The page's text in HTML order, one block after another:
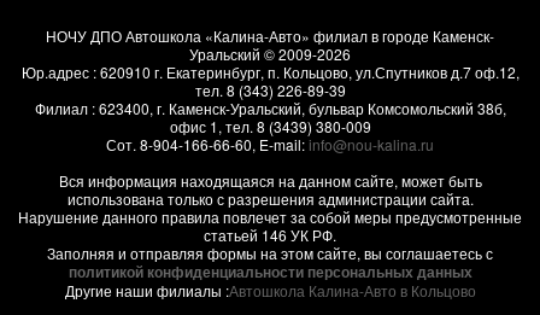
НОЧУ ДПО Автошкола «Калина-Авто» филиал в городе Каменск-
Уральский © 2009-2026
Юр.адрес :620910 г. Екатеринбург, п. Кольцово,ул.Спутников д.7 оф.12,
тел.8 (343) 226-89-39
Филиал :623400, г. Каменск-Уральский,бульвар Комсомольский 38б,
офис 1, тел.8 (3439) 380-009
Сот.8-904-166-66-60, E-mail:info@nou-kalina.ru
Вся информация находящаяся на данном сайте, может быть
использована только с разрешения администрации сайта.
Нарушение данного правила повлечет за собой меры предусмотренные
статьей 146 УК РФ.
Заполняя и отправляя формы на этом сайте, вы соглашаетесь с
политикой конфиденциальности персональных данных
Другие наши филиалы :Автошкола Калина-Авто в Кольцово